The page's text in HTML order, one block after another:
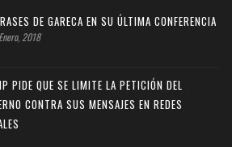
DE GARECA EN SU ÚLTIMA CONFERENCIA
2018
PIDE QUE SE LIMITE LA PETICIÓN DEL
CONTRA SUS MENSAJES EN REDES